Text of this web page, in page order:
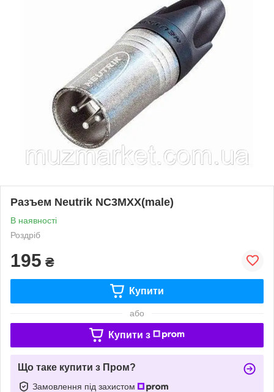
Разъем Neutrik NC3MXX(male)
В наявності
Роздріб
195 ₴
Купити
або
Купити з
Що таке купити з Пром?
Замовлення під захистом